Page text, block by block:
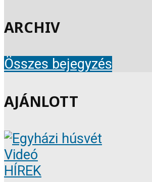
ARCHIV
Összes bejegyzés
AJÁNLOTT
Videó
HÍREK